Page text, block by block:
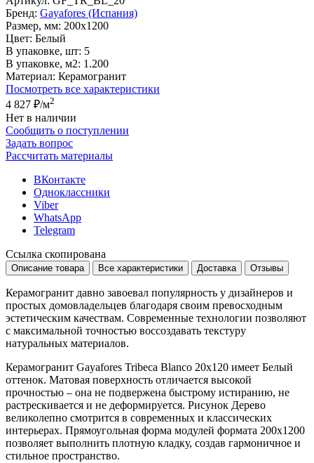
Бренд: Gayafores (Испания)
Размер, мм: 200x1200
Цвет: Белый
В упаковке, шт: 5
В упаковке, м2: 1.200
Материал: Керамогранит
Посмотреть все характеристики
4 827 ₽/м2
Нет в наличии
Сообщить о поступлении
Задать вопрос
Рассчитать материалы
ВКонтакте
Одноклассники
Viber
WhatsApp
Telegram
Ссылка скопирована
Описание товара Все характеристики Доставка Отзывы
Керамогранит давно завоевал популярность у дизайнеров и
простых домовладельцев благодаря своим превосходным
эстетическим качествам. Современные технологии позволяют
с максимальной точностью воссоздавать текстуру
натуральных материалов.
Керамогранит Gayafores Tribeca Blanco 20x120 имеет Белый
оттенок. Матовая поверхность отличается высокой
прочностью – она не подвержена быстрому истиранию, не
растрескивается и не деформируется. Рисунок Дерево
великолепно смотрится в современных и классических
интерьерах. Прямоугольная форма модулей формата 200x1200
позволяет выполнить плотную кладку, создав гармоничное и
стильное пространство.